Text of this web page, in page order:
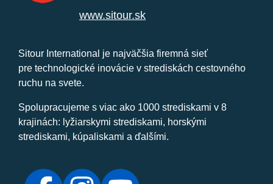
www.sitour.sk
Sitour International je najväčšia firemná sieť
pre technologické inovácie v strediskách cestovného
ruchu na svete.
Spolupracujeme s viac ako 1000 strediskami v 8
krajinách: lyžiarskymi strediskami, horskými
strediskami, kúpaliskami a ďalšími.